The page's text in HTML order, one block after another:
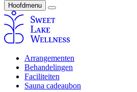
Hoofdmenu
Arrangementen
Behandelingen
Faciliteiten
Sauna cadeaubon